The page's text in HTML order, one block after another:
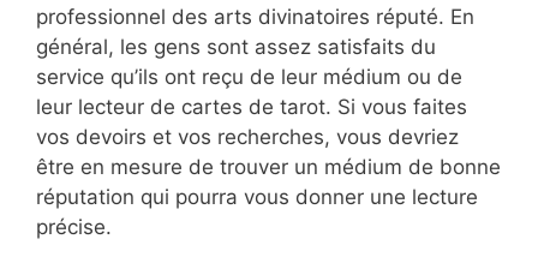
professionnel des arts divinatoires réputé. En
général, les gens sont assez satisfaits du
service qu’ils ont reçu de leur médium ou de
leur lecteur de cartes de tarot. Si vous faites
vos devoirs et vos recherches, vous devriez
être en mesure de trouver un médium de bonne
réputation qui pourra vous donner une lecture
précise.